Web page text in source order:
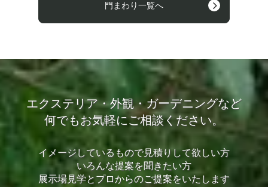
門まわり一覧へ
エクステリア・外観・ガーデニングなど
何でもお気軽にご相談ください。
イメージしているもので見積りして欲しい方
いろんな提案を聞きたい方
展示場見学とプロからのご提案をいたします